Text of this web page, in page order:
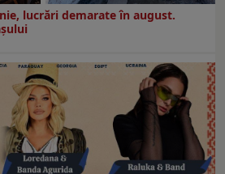
lucrări demarate în august.